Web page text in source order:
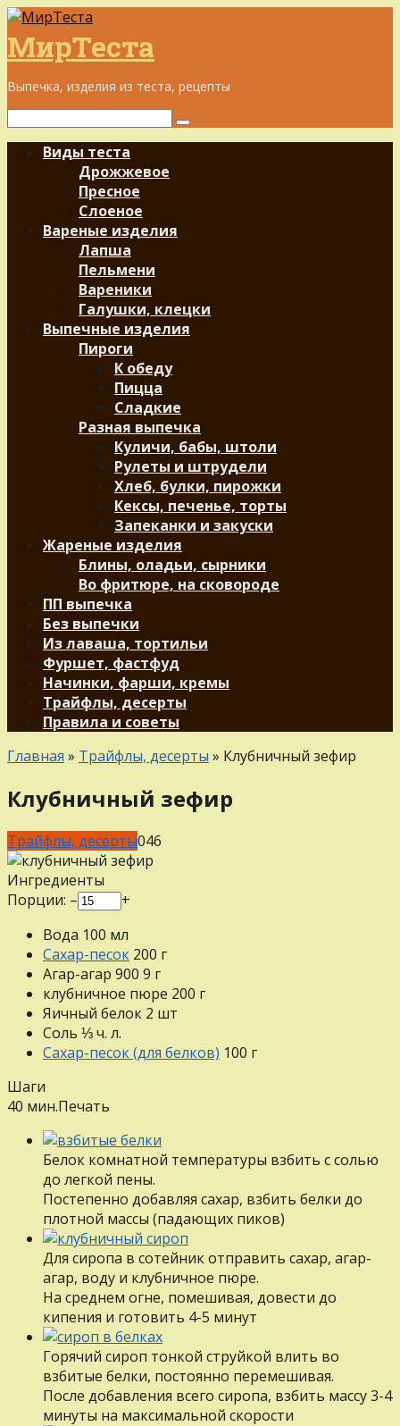
Перейти
к
контенту
МирТеста
Выпечка, изделия из теста, рецепты
Поиск:
Виды теста
Дрожжевое
Пресное
Слоеное
Вареные изделия
Лапша
Пельмени
Вареники
Галушки, клецки
Выпечные изделия
Пироги
К обеду
Пицца
Сладкие
Разная выпечка
Куличи, бабы, штоли
Рулеты и штрудели
Хлеб, булки, пирожки
Кексы, печенье, торты
Запеканки и закуски
Жареные изделия
Блины, оладьи, сырники
Во фритюре, на сковороде
ПП выпечка
Без выпечки
Из лаваша, тортильи
Фуршет, фастфуд
Начинки, фарши, кремы
Трайфлы, десерты
Правила и советы
Главная » Трайфлы, десерты » Клубничный зефир
Клубничный зефир
Трайфлы, десерты046
Ингредиенты
Порции: –
+
Вода 100 мл
Сахар-песок 200 г
Агар-агар 900 9 г
клубничное пюре 200 г
Яичный белок 2 шт
Соль ⅓ч. л.
Сахар-песок (для белков) 100 г
Шаги
40 мин.Печать
Белок комнатной температуры взбить с солью
до легкой пены.
Постепенно добавляя сахар, взбить белки до
плотной массы (падающих пиков)
Для сиропа в сотейник отправить сахар, агар-
агар, воду и клубничное пюре.
На среднем огне, помешивая, довести до
кипения и готовить 4-5 минут
Горячий сироп тонкой струйкой влить во
взбитые белки, постоянно перемешивая.
После добавления всего сиропа, взбить массу 3-4
минуты на максимальной скорости